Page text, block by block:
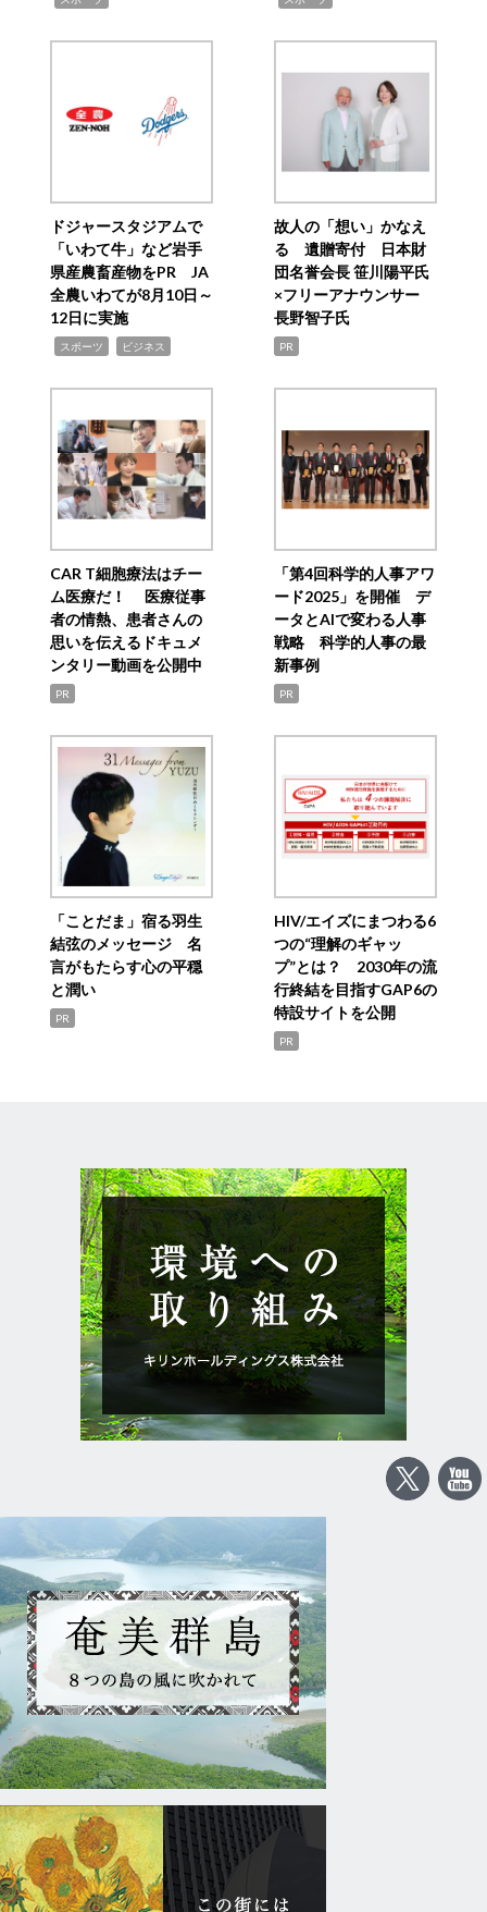
ドジャースタジアムで
「いわて牛」など岩手
県産農畜産物をPR JA
全農いわてが8月10日～
12日に実施
スポーツ ビジネス
故人の「想い」かなえ
る 遺贈寄付 日本財
団名誉会長 笹川陽平氏
×フリーアナウンサー
長野智子氏
PR
CAR T細胞療法はチー
ム医療だ！ 医療従事
者の情熱、患者さんの
思いを伝えるドキュメ
ンタリー動画を公開中
PR
「第4回科学的人事アワ
ード2025」を開催 デ
ータとAIで変わる人事
戦略 科学的人事の最
新事例
PR
「ことだま」宿る羽生
結弦のメッセージ 名
言がもたらす心の平穏
と潤い
PR
HIV/エイズにまつわる6
つの“理解のギャッ
プ”とは？ 2030年の流
行終結を目指すGAP6の
特設サイトを公開
PR